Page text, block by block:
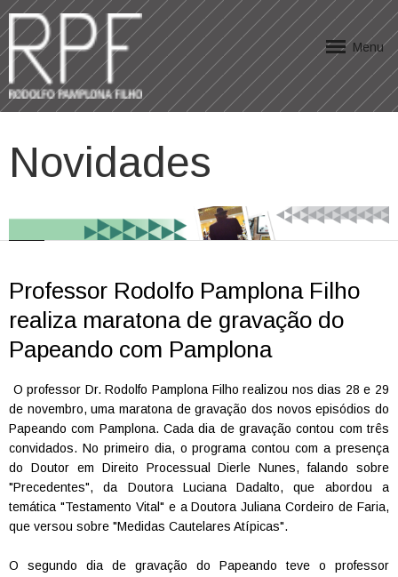
Menu
Novidades
Professor Rodolfo Pamplona Filho
realiza maratona de gravação do
Papeando com Pamplona
O professor Dr. Rodolfo Pamplona Filho realizou nos dias 28 e 29
de novembro, uma maratona de gravação dos novos episódios do
Papeando com Pamplona. Cada dia de gravação contou com três
convidados. No primeiro dia, o programa contou com a presença
do Doutor em Direito Processual Dierle Nunes, falando sobre
"Precedentes", da Doutora Luciana Dadalto, que abordou a
temática "Testamento Vital" e a Doutora Juliana Cordeiro de Faria,
que versou sobre "Medidas Cautelares Atípicas".
O segundo dia de gravação do Papeando teve o professor